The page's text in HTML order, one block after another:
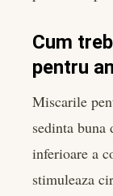
Cum
pentru
Miscarile
sedinta buna
inferioare a
stimuleaza